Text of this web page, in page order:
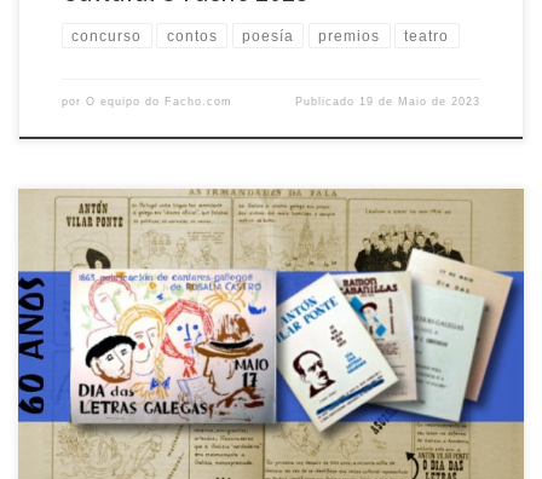
concurso contos poesía premios teatro
por O equipo do Facho.com Publicado 19 de Maio de 2023
Na primavera de 1963, coincidindo co centenario da publicación de
Cantares Gallegos, de Rosalía de Castro, os académicos de número
Francisco Fernández del Riego, Manuel Gómez Román e Xesús Ferro
Couselo propuxeron, mediante un escrito, a Real Academia Galega a
celebración do Día das Letras Galegas. Nese mesmo ano en […]